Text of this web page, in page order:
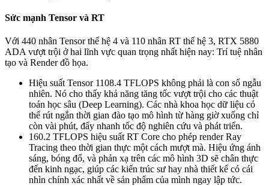
Sức mạnh Tensor và RT
Với 440 nhân Tensor thế hệ 4 và 110 nhân RT thế hệ 3, RTX 5880
ADA vượt trội ở hai lĩnh vực quan trọng nhất hiện nay: Trí tuệ nhân
tạo và Render đồ họa.
Hiệu suất Tensor 1108.4 TFLOPS không phải là con số ngẫu
nhiên. Nó cho thấy khả năng tăng tốc vượt trội cho các thuật
toán học sâu (Deep Learning). Các nhà khoa học dữ liệu có
thể rút ngắn thời gian đào tạo mô hình từ hàng giờ xuống chỉ
còn vài phút, đẩy nhanh tốc độ nghiên cứu và phát triển.
160.2 TFLOPS hiệu suất RT Core cho phép render Ray
Tracing theo thời gian thực một cách mượt mà. Hiệu ứng ánh
sáng, bóng đổ, và phản xạ trên các mô hình 3D sẽ chân thực
đến kinh ngạc, giúp các kiến trúc sư hay nhà thiết kế có cái
nhìn chính xác nhất về sản phẩm của mình ngay lập tức.